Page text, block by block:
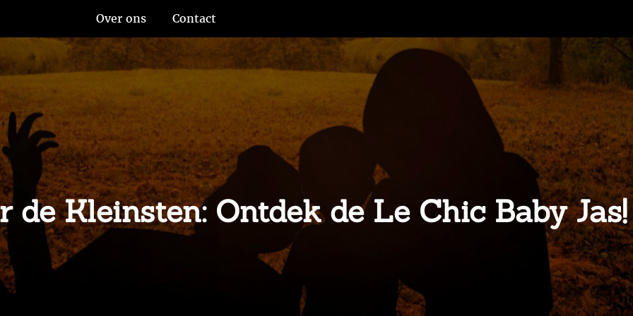
Over ons Contact
Kleinsten: Ontdek de Le Chic Baby Jas!